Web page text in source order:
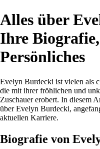
Alles über
Ihre
Persönliches
Evelyn Burdecki ist vielen als
die mit ihrer fröhlichen und
Zuschauer erobert. In diesem
über Evelyn Burdecki,
aktuellen Karriere.
Biografie von